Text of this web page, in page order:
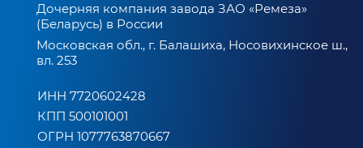
Дочерняя компания завода ЗАО «Ремеза»
(Беларусь) в России
Московская обл., г. Балашиха, Носовихинское ш.,
вл. 253
ИНН 7720602428
КПП 500101001
ОГРН 1077763870667